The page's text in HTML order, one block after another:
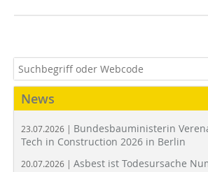
News
23.07.2026 | Bundesbauministerin
Tech in Construction 2026 in Berlin
20.07.2026 | Asbest ist Todesursache